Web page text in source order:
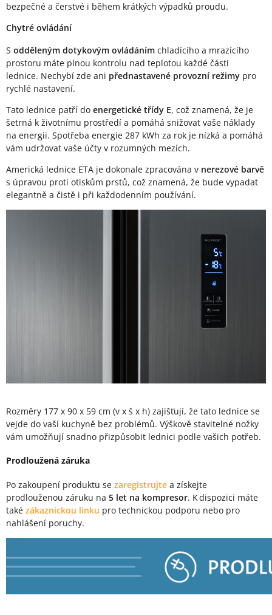
bezpečné a čerstvé i během krátkých výpadků proudu.
Chytré ovládání
S odděleným dotykovým ovládáním chladícího a mrazícího
prostoru máte plnou kontrolu nad teplotou každé části
lednice. Nechybí zde ani přednastavené provozní režimy pro
rychlé nastavení.
Tato lednice patří do energetické třídy E, což znamená, že je
šetrná k životnímu prostředí a pomáhá snižovat vaše náklady
na energii. Spotřeba energie 287 kWh za rok je nízká a pomáhá
vám udržovat vaše účty v rozumných mezích.
Americká lednice ETA je dokonale zpracována v nerezové barvě
s úpravou proti otiskům prstů, což znamená, že bude vypadat
elegantně a čistě i při každodenním používání.
Rozměry 177 x 90 x 59 cm (v x š x h) zajišťují, že tato lednice se
vejde do vaší kuchyně bez problémů. Výškově stavitelné nožky
vám umožňují snadno přizpůsobit lednici podle vašich potřeb.
Prodloužená záruka
Po zakoupení produktu se zaregistrujte a získejte
prodlouženou záruku na 5 let na kompresor. K dispozici máte
také zákaznickou linku pro technickou podporu nebo pro
nahlášení poruchy.